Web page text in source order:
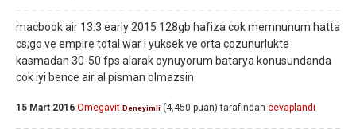
macbook air 13.3 early 2015 128gb hafiza cok memnunum hatta
cs;go ve empire total war i yuksek ve orta cozunurlukte
kasmadan 30-50 fps alarak oynuyorum batarya konusundanda
cok iyi bence air al pisman olmazsin
15 Mart 2016 Omegavit Deneyimli (4,450 puan) tarafından cevaplandı